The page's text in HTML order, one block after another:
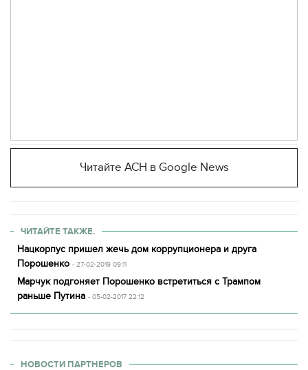
Читайте АСН в Google News
ЧИТАЙТЕ ТАКЖЕ.
Нацкорпус пришел жечь дом коррупционера и друга
Порошенко - 27-02-2019 09:11
Марчук подгоняет Порошенко встретиться с Трампом
раньше Путина - 05-02-2017 22:12
НОВОСТИ ПАРТНЕРОВ